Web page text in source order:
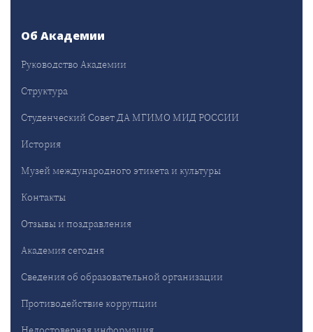
Об Академии
Руководство Академии
Структура
Студенческий Совет ДА МГИМО МИД РОССИИ
История
Музей международного этикета и культуры
Контакты
Отзывы и поздравления
Академия сегодня
Сведения об образовательной организации
Противодействие коррупции